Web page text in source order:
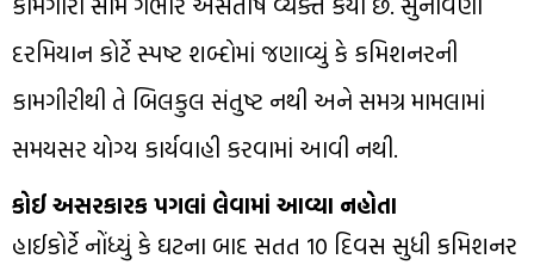
દરમિયાન કોર્ટે સ્પષ્ટ શબ્દોમાં જણાવ્યું કે કમિશનરની
કામગીરીથી તે બિલકુલ સંતુષ્ટ નથી અને સમગ્ર મામલામાં
સમયસર યોગ્ય કાર્યવાહી કરવામાં આવી નથી.
કોઈ અસરકારક પગલાં લેવામાં આવ્યા નહોતા
હાઈકોર્ટે નોંધ્યું કે ઘટના બાદ સતત 10 દિવસ સુધી કમિશનર